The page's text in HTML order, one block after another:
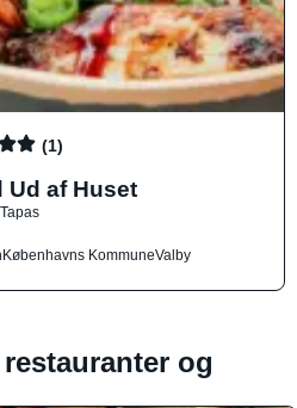
(1)
Ud af Huset
Tapas
Københavns KommuneValby
og